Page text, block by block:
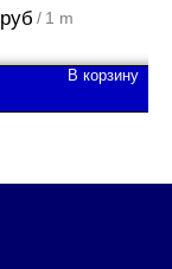
руб / 1 m
В корзину